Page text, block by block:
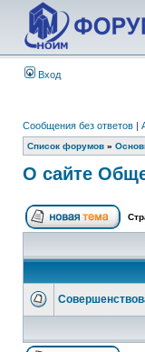
Вход
Сообщения без ответов |
Список форумов »
О сайте